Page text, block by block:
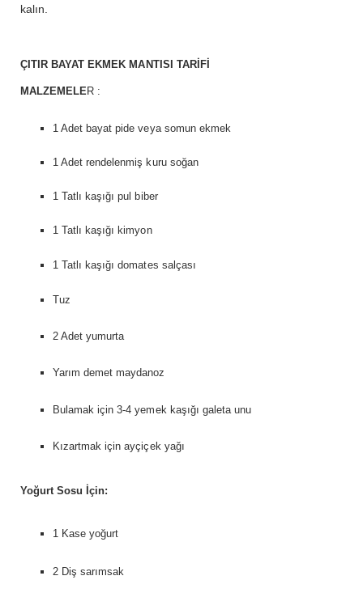
kalın.
ÇITIR BAYAT EKMEK MANTISI TARİFİ
MALZEMELER :
1 Adet bayat pide veya somun ekmek
1 Adet rendelenmiş kuru soğan
1 Tatlı kaşığı pul biber
1 Tatlı kaşığı kimyon
1 Tatlı kaşığı domates salçası
Tuz
2 Adet yumurta
Yarım demet maydanoz
Bulamak için 3-4 yemek kaşığı galeta unu
Kızartmak için ayçiçek yağı
Yoğurt Sosu İçin:
1 Kase yoğurt
2 Diş sarımsak